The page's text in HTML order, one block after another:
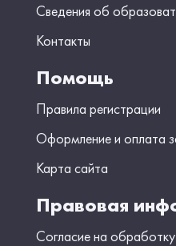
Сведения об
Контакты
Помощь
Правила регистрации
Оформление и оплата
Карта сайта
Правовая
Согласие на